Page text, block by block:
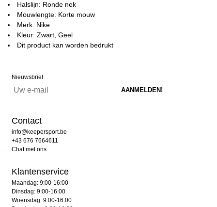
Halslijn: Ronde nek
Mouwlengte: Korte mouw
Merk: Nike
Kleur: Zwart, Geel
Dit product kan worden bedrukt
Nieuwsbrief
Contact
info@keepersport.be
+43 676 7664611
Chat met ons
Klantenservice
Maandag: 9:00-16:00
Dinsdag: 9:00-16:00
Woensdag: 9:00-16:00